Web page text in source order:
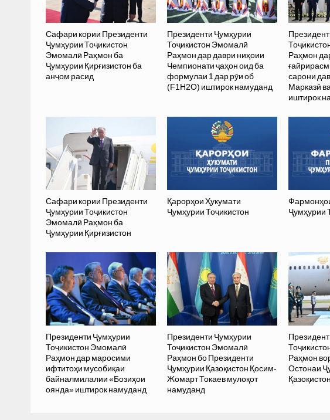
Сафари кории Президенти
Ҷумҳурии Тоҷикистон
Эмомалӣ Раҳмон ба
Ҷумҳурии Қирғизистон ба
анҷом расид
Президенти Ҷумҳурии
Тоҷикистон Эмомалӣ
Раҳмон дар даври ниҳоии
Чемпионати ҷаҳон оид ба
формулаи 1 дар рӯи об
(F1H2O) иштирок намуданд
Раҳмон
сарони
Марказӣ
иштирок
Сафари кории Президенти
Ҷумҳурии Тоҷикистон
Эмомалӣ Раҳмон ба
Ҷумҳурии Қирғизистон
Қарорҳои Ҳукумати
Ҷумҳурии Тоҷикистон
Ҷумҳурии
Президенти Ҷумҳурии
Тоҷикистон Эмомалӣ
Раҳмон дар маросими
ифтитоҳи мусобиқаи
байналмилалии «Бозиҳои
оянда» иштирок намуданд
Президенти Ҷумҳурии
Тоҷикистон Эмомалӣ
Раҳмон бо Президенти
Ҷумҳурии Қазоқистон Қосим-
Жомарт Токаев мулоқот
намуданд
Раҳмон
Остонаи